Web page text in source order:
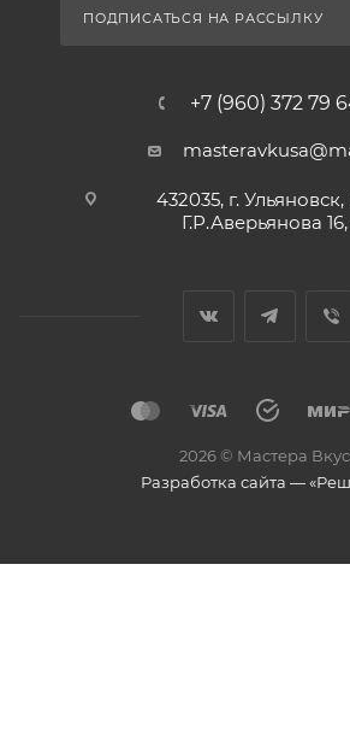
ПОДПИСАТЬСЯ НА РАССЫЛКУ
+7 (960) 372 79
432035, г.
Г.Р.Аверьянова 16,
2026 © Мастера
Разработка сайта —